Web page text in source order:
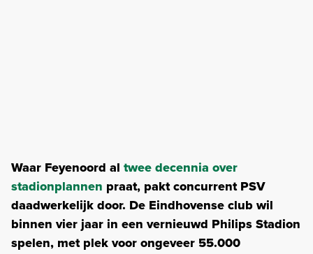
Waar Feyenoord al twee decennia over
stadionplannen praat, pakt concurrent PSV
daadwerkelijk door. De Eindhovense club wil
binnen vier jaar in een vernieuwd Philips Stadion
spelen, met plek voor ongeveer 55.000